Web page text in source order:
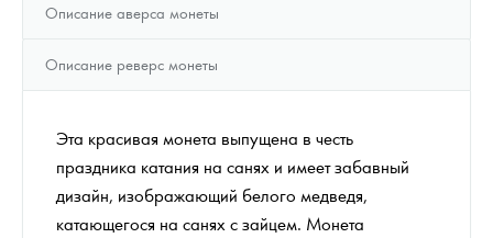
Описание аверса монеты
Описание реверс монеты
Эта красивая монета выпущена в честь
праздника катания на санях и имеет забавный
дизайн, изображающий белого медведя,
катающегося на санях с зайцем. Монета